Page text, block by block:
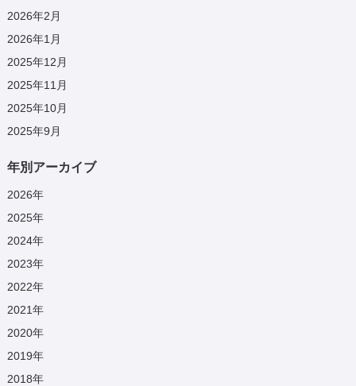
2026年2月
2026年1月
2025年12月
2025年11月
2025年10月
2025年9月
年別アーカイブ
2026年
2025年
2024年
2023年
2022年
2021年
2020年
2019年
2018年